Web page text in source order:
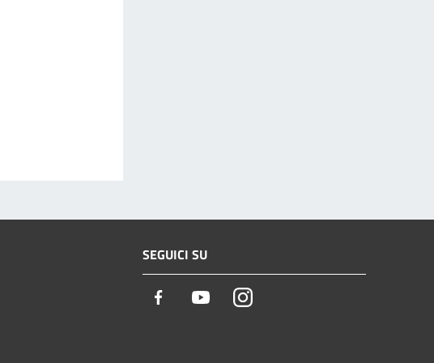
SEGUICI SU
Facebook YoutubeInstagram